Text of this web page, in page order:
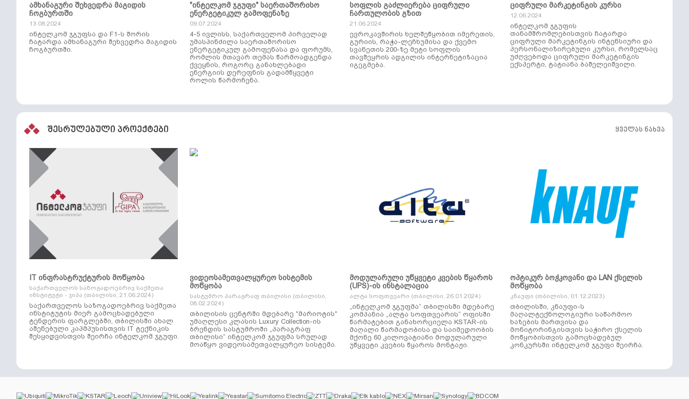
ამხანაგური შეხვედრა მაგიდის
ჩოგბურთში
13.08.2024
ინტელკომ ჯგუფსა და F1-ს შორის
ჩატარდა ამხანაგური შეხვედრა მაგიდის
ჩოგბურთში.
"ინტელკომ ჯგუფი" საერთაშორისო
ენერგეტიკულ გამოფენაზე
09.07.2024
4-5 ივლისს, საქართველომ პირველად
უმასპინძილა საერთაშორისო
ენერგეტიკულ გამოფენასა და ფორუმს,
რომლის მთავარ თემას წარმოადგენდა
ქვეყნის, როგორც განახლებადი
ენერგიის დერეფნის გადამწყვეტი
როლის წარმოჩენა.
სოფლის გაძლიერება ციფრული
ჩართულობის გზით
21.06.2024
ევროკავშირის ხელშეწყობით იმერეთის,
გურიის, რაჭა-ლეჩხუმისა და ქვემო
სვანეთის 200-ზე მეტი სოფლის
თავშეყრის ადგილის ინტერნეტიზაცია
იგეგმება.
ციფრული მარკეტინგის კურსი
12.06.2024
ინტელკომ ჯგუფის
თანამშრომლებისთვის ჩატარდა
ციფრული მარკეტინგის ინტენსიური და
პერსონალიზირებული კურსი, რომელსაც
უძღვებოდა ციფრული მარკეტინგის
ექსპერტი, ტატიანა ბაშელეიშვილი.
შესრულებული პროექტები ყველას ნახვა
IT ინფრასტრუქტურის მოწყობა
საქართველოს საზოგადოებრივ საქმეთა
ინსტიტუტი - ჯიპა (თბილისი, 21.06.2024)
საქართველოს საზოგადოებრივ საქმეთა
ინსტიტუტის მიერ გამოცხადებული
ტენდერის ფარგლებში, თბილისში ახალ
აშენებული კაპმპუსისთვის IT ტექნიკის
შესყიდვისთვის შეირჩა ინტელკომ ჯგუფი.
ვიდეოსამეთვალყურეო სისტემის
მოწყობა
სასტუმრო პარაგრაფ თბილისი (თბილისი,
08.02.2024)
თბილისის ცენტრში მდებარე "მარიოტის"
უმაღლესი კლასის Luxury Collection-ის
ბრენდის სასტუმროში „პარაგრაფ
თბილისი“ ინტელკომ ჯგუფმა სრულად
მოაწყო ვიდეოსამეთვალყურეო სისტემა.
მოდულარული უწყვეტი კვების წყაროს
(UPS)-ის ინსტალაცია
ალტა სოფთვეარი (თბილისი, 26.01.2024)
„ინტელკომ ჯგუფმა“ თბილისში მდებარე
კომპანია „ალტა სოფთვეარის“ ოფისში
წარმატებით განახორციელა KSTAR-ის
მაღალი წარმადობისა და საიმედოობის
მქონე 60 კილოვატიანი მოდულარული
უწყვეტი კვების წყაროს მონტაჟი.
ოპტიკურ ბოჭკოვანი და LAN ქსელის
მოწყობა
კნაუფი (თბილისი, 01.12.2023)
თბილისში, კნაუფი-ს
მაღალტექნოლოგიური საწარმოო
ხაზების მართვისა და
მონიტორინგისთვის საჭირო ქსელის
მოწყობისთვის გამოცხადებულ
კონკურსში ინტელკომ ჯგუფი შეირჩა.